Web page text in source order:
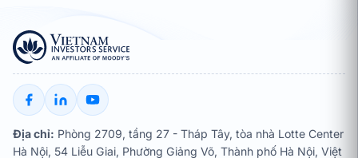
Địa chỉ: Phòng 2709, tầng 27 - Tháp Tây, tòa nhà Lotte Center
Hà Nội, 54 Liễu Giai, Phường Giảng Võ, Thành phố Hà Nội, Việt